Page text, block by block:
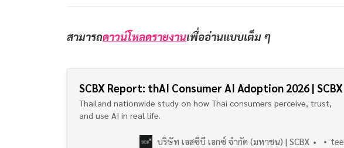
สามารถดาวน์โหลดรายงานเพื่ออ่านแบบเต็ม ๆ
SCBX Report: thAI Consumer AI Adoption 2026 | SCBX
Thailand nationwide study on how Thai consumers perceive, trust,
and use AI in real life.
บริษัท เอสซีบี เอกซ์ จำกัด (มหาชน) | SCBX tee